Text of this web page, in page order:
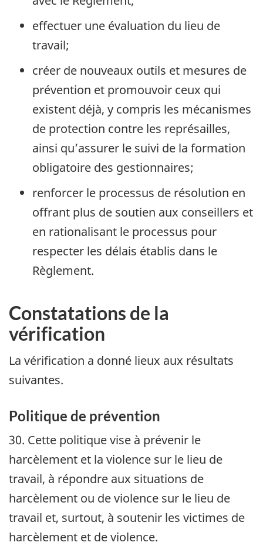
effectuer une évaluation du lieu de
travail;
créer de nouveaux outils et mesures de
prévention et promouvoir ceux qui
existent déjà, y compris les mécanismes
de protection contre les représailles,
ainsi qu’assurer le suivi de la formation
obligatoire des gestionnaires;
renforcer le processus de résolution en
offrant plus de soutien aux conseillers et
en rationalisant le processus pour
respecter les délais établis dans le
Règlement.
Constatations de la
vérification
La vérification a donné lieux aux résultats
suivantes.
Politique de prévention
30. Cette politique vise à prévenir le
harcèlement et la violence sur le lieu de
travail, à répondre aux situations de
harcèlement ou de violence sur le lieu de
travail et, surtout, à soutenir les victimes de
harcèlement et de violence.